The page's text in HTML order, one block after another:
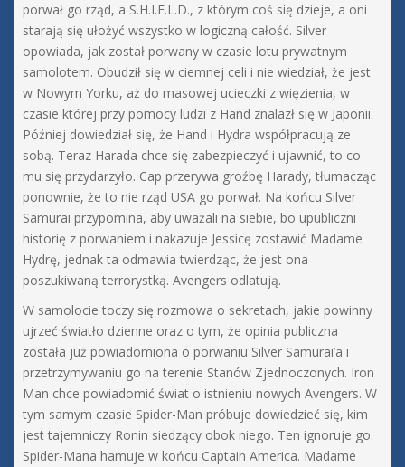
porwał go rząd, a S.H.I.E.L.D., z którym coś się dzieje, a oni
starają się ułożyć wszystko w logiczną całość. Silver
opowiada, jak został porwany w czasie lotu prywatnym
samolotem. Obudził się w ciemnej celi i nie wiedział, że jest
w Nowym Yorku, aż do masowej ucieczki z więzienia, w
czasie której przy pomocy ludzi z Hand znalazł się w Japonii.
Później dowiedział się, że Hand i Hydra współpracują ze
sobą. Teraz Harada chce się zabezpieczyć i ujawnić, to co
mu się przydarzyło. Cap przerywa groźbę Harady, tłumacząc
ponownie, że to nie rząd USA go porwał. Na końcu Silver
Samurai przypomina, aby uważali na siebie, bo upubliczni
historię z porwaniem i nakazuje Jessicę zostawić Madame
Hydrę, jednak ta odmawia twierdząc, że jest ona
poszukiwaną terrorystką. Avengers odlatują.
W samolocie toczy się rozmowa o sekretach, jakie powinny
ujrzeć światło dzienne oraz o tym, że opinia publiczna
została już powiadomiona o porwaniu Silver Samurai’a i
przetrzymywaniu go na terenie Stanów Zjednoczonych. Iron
Man chce powiadomić świat o istnieniu nowych Avengers. W
tym samym czasie Spider-Man próbuje dowiedzieć się, kim
jest tajemniczy Ronin siedzący obok niego. Ten ignoruje go.
Spider-Mana hamuje w końcu Captain America. Madame